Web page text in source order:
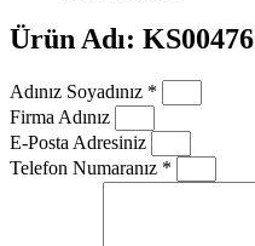
Ürün Adı: KS00476
Adınız Soyadınız *
Firma Adınız
E-Posta Adresiniz
Telefon Numaranız *